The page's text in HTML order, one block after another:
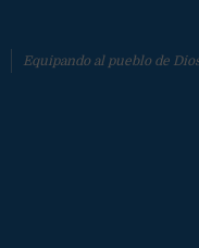
Equipando al pueblo de